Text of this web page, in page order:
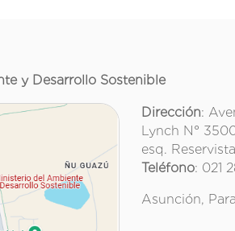
y Desarrollo Sostenible
Dirección:
Lynch N°
esq.
Teléfono: 021
Asunción,